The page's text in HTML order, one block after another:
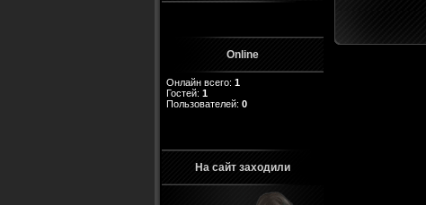
Online
Онлайн всего: 1
Гостей: 1
Пользователей: 0
На сайт заходили